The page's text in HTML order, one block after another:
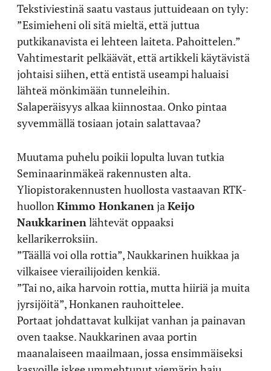
Tekstiviestinä saatu vastaus juttuideaan on tyly:
”Esimieheni oli sitä mieltä, että juttua
putkikanavista ei lehteen laiteta. Pahoittelen.”
Vahtimestarit pelkäävät, että artikkeli käytävistä
johtaisi siihen, että entistä useampi haluaisi
lähteä mönkimään tunneleihin.
Salaperäisyys alkaa kiinnostaa. Onko pintaa
syvemmällä tosiaan jotain salattavaa?
Muutama puhelu poikii lopulta luvan tutkia
Seminaarinmäkeä rakennusten alta.
Yliopistorakennusten huollosta vastaavan RTK-
huollon Kimmo Honkanen ja Keijo
Naukkarinen lähtevät oppaaksi
kellarikerroksiin.
”Täällä voi olla rottia”, Naukkarinen huikkaa ja
vilkaisee vierailijoiden kenkiä.
”Tai no, aika harvoin rottia, mutta hiiriä ja muita
jyrsijöitä”, Honkanen rauhoittelee.
Portaat johdattavat kulkijat vanhan ja painavan
oven taakse. Naukkarinen avaa portin
maanalaiseen maailmaan, jossa ensimmäiseksi